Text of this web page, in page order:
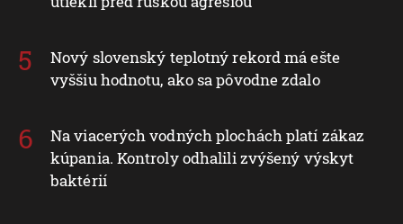
Nový slovenský teplotný rekord má ešte
vyššiu hodnotu, ako sa pôvodne zdalo
Na viacerých vodných plochách platí zákaz
kúpania. Kontroly odhalili zvýšený výskyt
baktérií